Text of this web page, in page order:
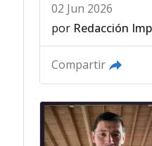
02 Jun 2026
por Redacción
Compartir